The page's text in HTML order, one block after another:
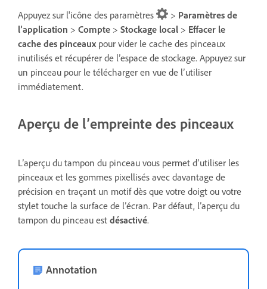
Appuyez sur l'icône des paramètres > Paramètres de
l’application > Compte > Stockage local > Effacer le
cache des pinceauxpour vider le cache des pinceaux
inutilisés et récupérer de l’espace de stockage. Appuyez sur
un pinceau pour le télécharger en vue de l’utiliser
immédiatement.
Aperçu de l’empreinte des pinceaux
L’aperçu du tampon du pinceau vous permet d’utiliser les
pinceaux et les gommes pixellisés avec davantage de
précision en traçant un motif dès que votre doigt ou votre
stylet touche la surface de l’écran. Par défaut, l’aperçu du
tampon du pinceau est désactivé.
Annotation